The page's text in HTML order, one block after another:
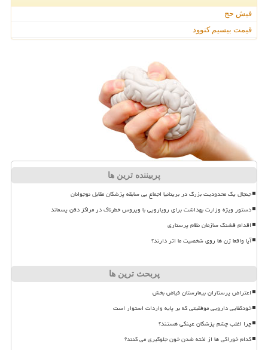
فیش حج
قیمت بیسیم کنوود
پربیننده ترین ها
جنجال یک محدودیت بزرگ در بریتانیا اجماع بی سابقه پزشکان مقابل نوجوانان
دستور ویژه وزارت بهداشت برای رویارویی با ویروس خطرناک در مراکز دفن پسماند
اقدام قشنگ سازمان نظام پرستاری
آیا واقعا ژن ها روی شخصیت ما اثر دارند؟
پربحث ترین ها
اعتراض پرستاران بیمارستان فیاض بخش
خودکفایی دارویی موفقیتی که بر پایه واردات استوار است
چرا اغلب چشم پزشکان عینکی هستند؟
کدام خوراکی ها از لخته شدن خون جلوگیری می کنند؟